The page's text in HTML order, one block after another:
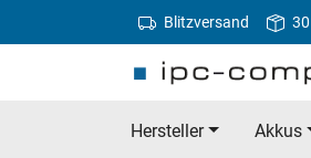
Blitzversand
Hersteller Akkus